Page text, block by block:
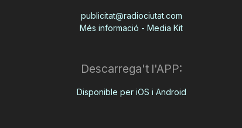
publicitat@radiociutat.com
Més informació - Media Kit
Descarrega't l'APP:
Disponible per iOS i Android